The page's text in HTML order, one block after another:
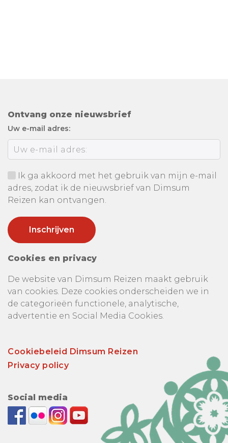
Ontvang onze nieuwsbrief
Uw e-mail adres:
Ik ga akkoord met het gebruik van mijn e-mail
adres, zodat ik de nieuwsbrief van Dimsum
Reizen kan ontvangen.
Cookies en privacy
De website van Dimsum Reizen maakt gebruik
van cookies. Deze cookies onderscheiden we in
de categorieën functionele, analytische,
advertentie en Social Media Cookies.
Cookiebeleid Dimsum Reizen
Privacy policy
Social media